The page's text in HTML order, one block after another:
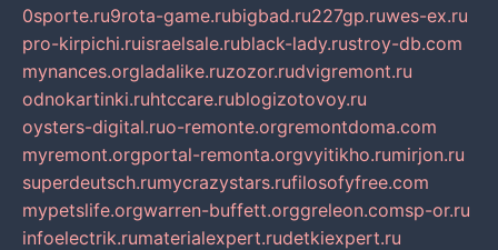
0sporte.ru9rota-game.rubigbad.ru227gp.ruwes-ex.ru
pro-kirpichi.ruisraelsale.rublack-lady.rustroy-db.com
mynances.orgladalike.ruzozor.rudvigremont.ru
odnokartinki.ruhtccare.rublogizotovoy.ru
oysters-digital.ruo-remonte.orgremontdoma.com
myremont.orgportal-remonta.orgvyitikho.rumirjon.ru
superdeutsch.rumycrazystars.rufilosofyfree.com
mypetslife.orgwarren-buffett.orggreleon.comsp-or.ru
infoelectrik.rumaterialexpert.rudetkiexpert.ru